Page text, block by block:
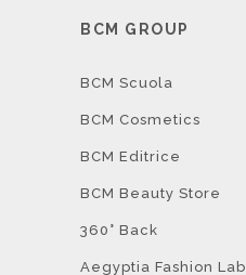
BCM GROUP
BCM Scuola
BCM Cosmetics
BCM Editrice
BCM Beauty Store
360° Back
Aegyptia Fashion Lab